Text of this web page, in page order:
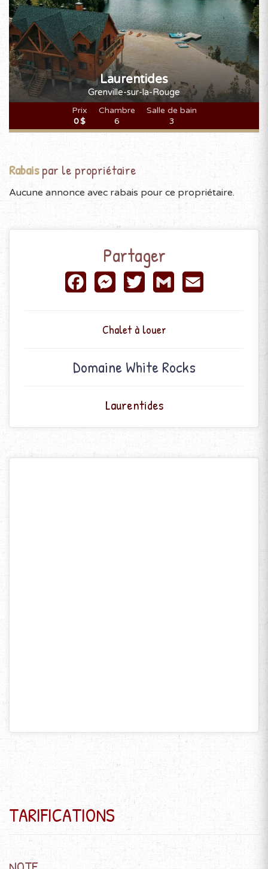
Laurentides
Grenville-sur-la-Rouge
Prix
0 $
Chambre
6
Salle de bain
3
Rabaispar le propriétaire
Aucune annonce avec rabais pour ce propriétaire.
Partager
FacebookMessenger
TwitterGmail Email
Chalet à louer
Domaine White Rocks
Laurentides
TARIFICATIONS